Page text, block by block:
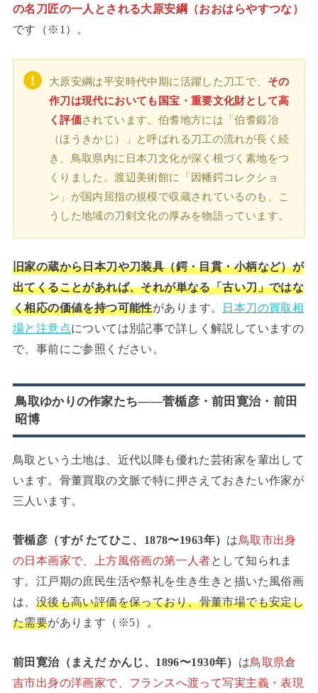
の名刀匠の一人とされる大原安綱（おおはらやすつな）
です（※1）。
大原安綱は平安時代中期に活躍した刀工で、 その
作刀は現代においても国宝・重要文化財として高
く評価されています。伯耆地方には「伯耆鍛冶
（ほうきかじ）」と呼ばれる刀工の流れが長く続
き、鳥取県内に日本刀文化が深く根づく素地をつ
くりました。渡辺美術館に「因幡鍔コレクショ
ン」が国内屈指の規模で収蔵されているのも、こ
うした地域の刀剣文化の厚みを物語っています。
旧家の蔵から日本刀や刀装具（鍔・目貫・小柄など）が
出てくることがあれば、それが単なる「古い刀」ではな
く相応の価値を持つ可能性があります。 日本刀の買取相
場と注意点については別記事で詳しく解説していますの
で、事前にご参照ください。
鳥取ゆかりの作家たち——菅楯彦・前田寛治・前田
昭博
鳥取という土地は、近代以降も優れた芸術家を輩出して
います。骨董買取の文脈で特に押さえておきたい作家が
三人います。
菅楯彦（すが たてひこ、1878〜1963年） は鳥取市出身
の日本画家で、上方風俗画の第一人者として知られま
す。江戸期の庶民生活や祭礼を生き生きと描いた風俗画
は、 没後も高い評価を保っており、骨董市場でも安定し
た需要があります（※5）。
前田寛治（まえだ かんじ、1896〜1930年） は鳥取県倉
吉市出身の洋画家で、フランスへ渡って写実主義・表現